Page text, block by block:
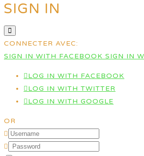
SIGN IN
CONNECTER AVEC:
SIGN IN WITH FACEBOOK SIGN IN
LOG IN WITH FACEBOOK
LOG IN WITH TWITTER
LOG IN WITH GOOGLE
OR